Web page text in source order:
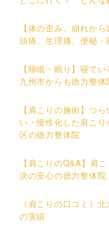
【体の歪み、崩れか
頭痛、生理痛、便秘
【睡眠・眠り】寝て
九州市からも徳力整体
【肩こりの施術】つ
い・慢性化した肩こ
区の徳力整体院
【肩こりのQ&A】肩
決の安心の徳力整体院
（肩こりの口コミ）
の実績